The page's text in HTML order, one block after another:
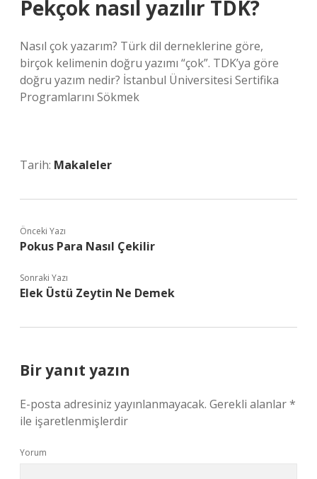
Pekçok nasıl yazılır TDK?
Nasıl çok yazarım? Türk dil derneklerine göre,
birçok kelimenin doğru yazımı “çok”. TDK’ya göre
doğru yazım nedir? İstanbul Üniversitesi Sertifika
Programlarını Sökmek
Tarih: Makaleler
Önceki Yazı
Pokus Para Nasıl Çekilir
Sonraki Yazı
Elek Üstü Zeytin Ne Demek
Bir yanıt yazın
E-posta adresiniz yayınlanmayacak. Gerekli alanlar*
ile işaretlenmişlerdir
Yorum